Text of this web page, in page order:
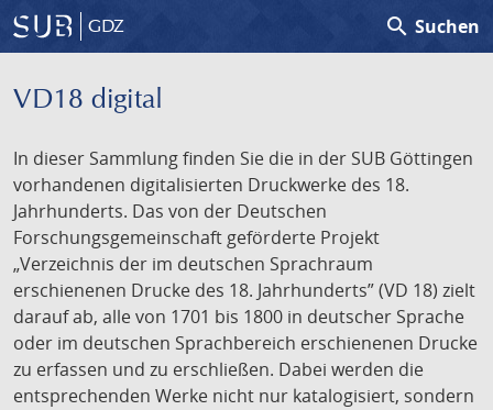
GDZ search Suchen
VD18 digital
In dieser Sammlung finden Sie die in der SUB Göttingen
vorhandenen digitalisierten Druckwerke des 18.
Jahrhunderts. Das von der Deutschen
Forschungsgemeinschaft geförderte Projekt
„Verzeichnis der im deutschen Sprachraum
erschienenen Drucke des 18. Jahrhunderts” (VD 18) zielt
darauf ab, alle von 1701 bis 1800 in deutscher Sprache
oder im deutschen Sprachbereich erschienenen Drucke
zu erfassen und zu erschließen. Dabei werden die
entsprechenden Werke nicht nur katalogisiert, sondern